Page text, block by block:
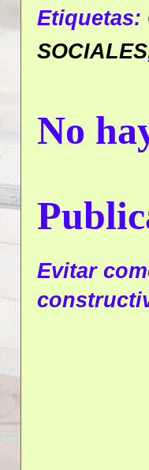
Etiquetas:
SOCIALES
No
Evitar